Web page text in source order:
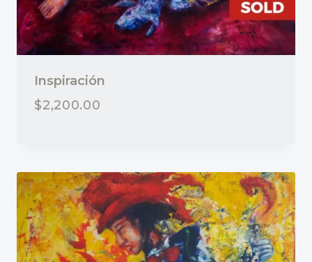
Inspiración
$2,200.00